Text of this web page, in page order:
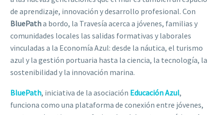
de aprendizaje, innovación y desarrollo profesional. Con
BluePatha bordo, la Travesía acerca a jóvenes, familias y
comunidades locales las salidas formativas y laborales
vinculadas a la Economía Azul: desde la náutica, el turismo
azul y la gestión portuaria hasta la ciencia, la tecnología, la
sostenibilidad y la innovación marina.
BluePath, iniciativa de la asociación Educación Azul,
funciona como una plataforma de conexión entre jóvenes,